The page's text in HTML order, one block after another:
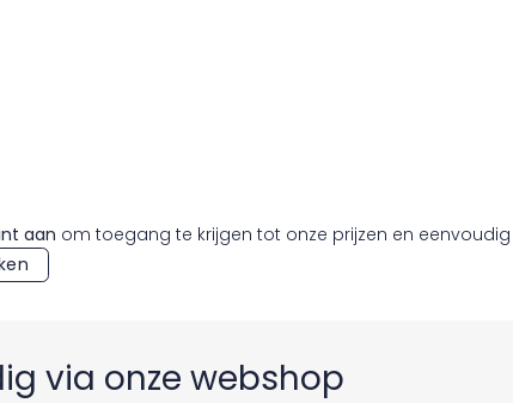
aan om toegang te krijgen tot onze prijzen en
via onze webshop